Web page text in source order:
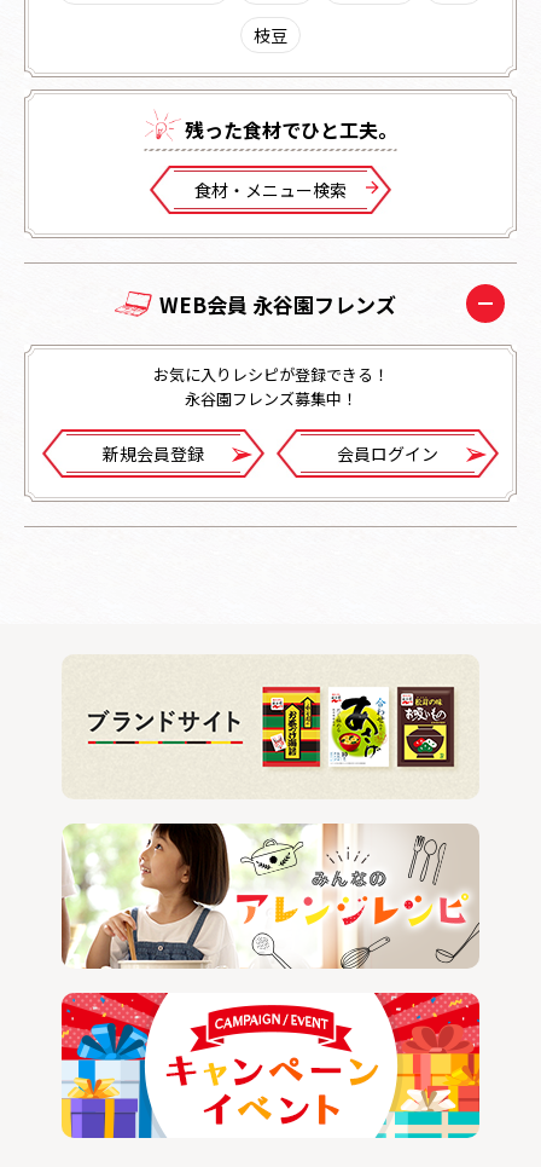
枝豆
残った⾷材でひと⼯夫。
⾷材・メニュー検索
WEB会員 永谷園フレンズ
お気に入りレシピが登録できる！
永谷園フレンズ募集中！
新規会員登録 会員ログイン